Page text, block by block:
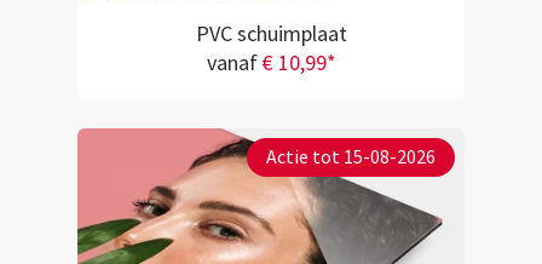
PVC schuimplaat
vanaf€ 10,99*
Actie tot 15-08-2026